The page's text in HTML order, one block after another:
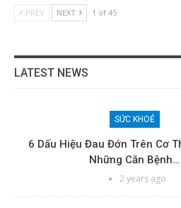
PREV NEXT 1 of 45
LATEST NEWS
SỨC KHOẺ
6 Dấu Hiệu Đau Đớn Trên Cơ
Những Căn Bệnh…
2 years ago